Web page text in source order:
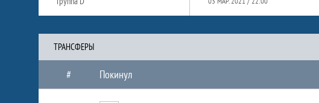
ТРАНCФЕРЫ
# Покинул